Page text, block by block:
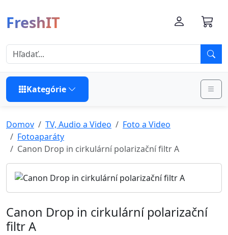
FreshIT
Kategórie
Domov TV, Audio a Video
Foto a Video
Fotoaparáty
Canon Drop in cirkulární polarizační filtr A
Canon Drop in cirkulární polarizační
filtr A